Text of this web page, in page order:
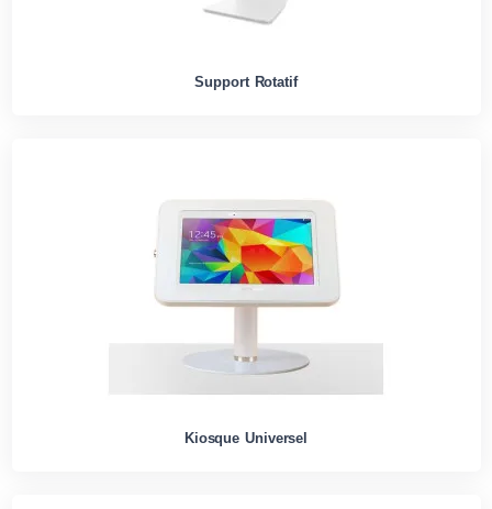
Support Rotatif
Kiosque Universel